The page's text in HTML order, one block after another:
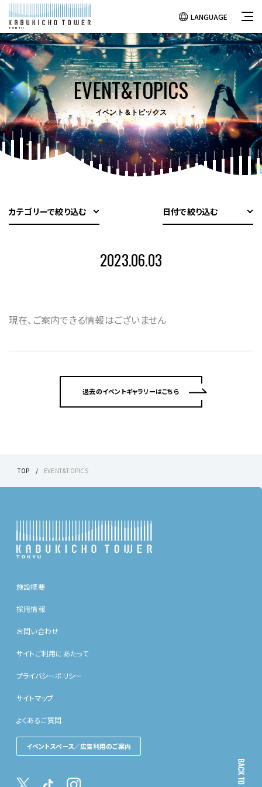
LANGUAGE
EVENT&TOPICS
イベント＆トピックス
カテゴリーで絞り込む 日付で絞り込む
2023.06.03
現在、ご案内できる情報はございません
過去のイベントギャラリーはこちら
TOP EVENT&TOPICS
施設概要
採用情報
お問い合わせ
サイトご利用にあたって
プライバシーポリシー
サイトマップ
よくあるご質問
イベントスペース／広告利用のご案内